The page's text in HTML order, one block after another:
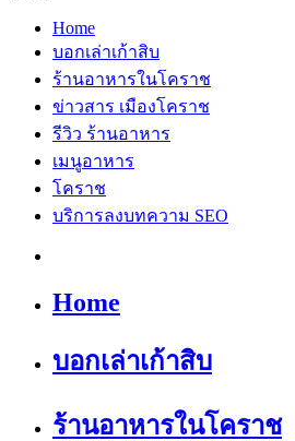
Home
บอกเล่าเก้าสิบ
ร้านอาหารในโคราช
ข่าวสาร เมืองโคราช
รีวิว ร้านอาหาร
เมนูอาหาร
โคราช
บริการลงบทความ SEO
Home
บอกเล่าเก้าสิบ
ร้านอาหารในโคราช